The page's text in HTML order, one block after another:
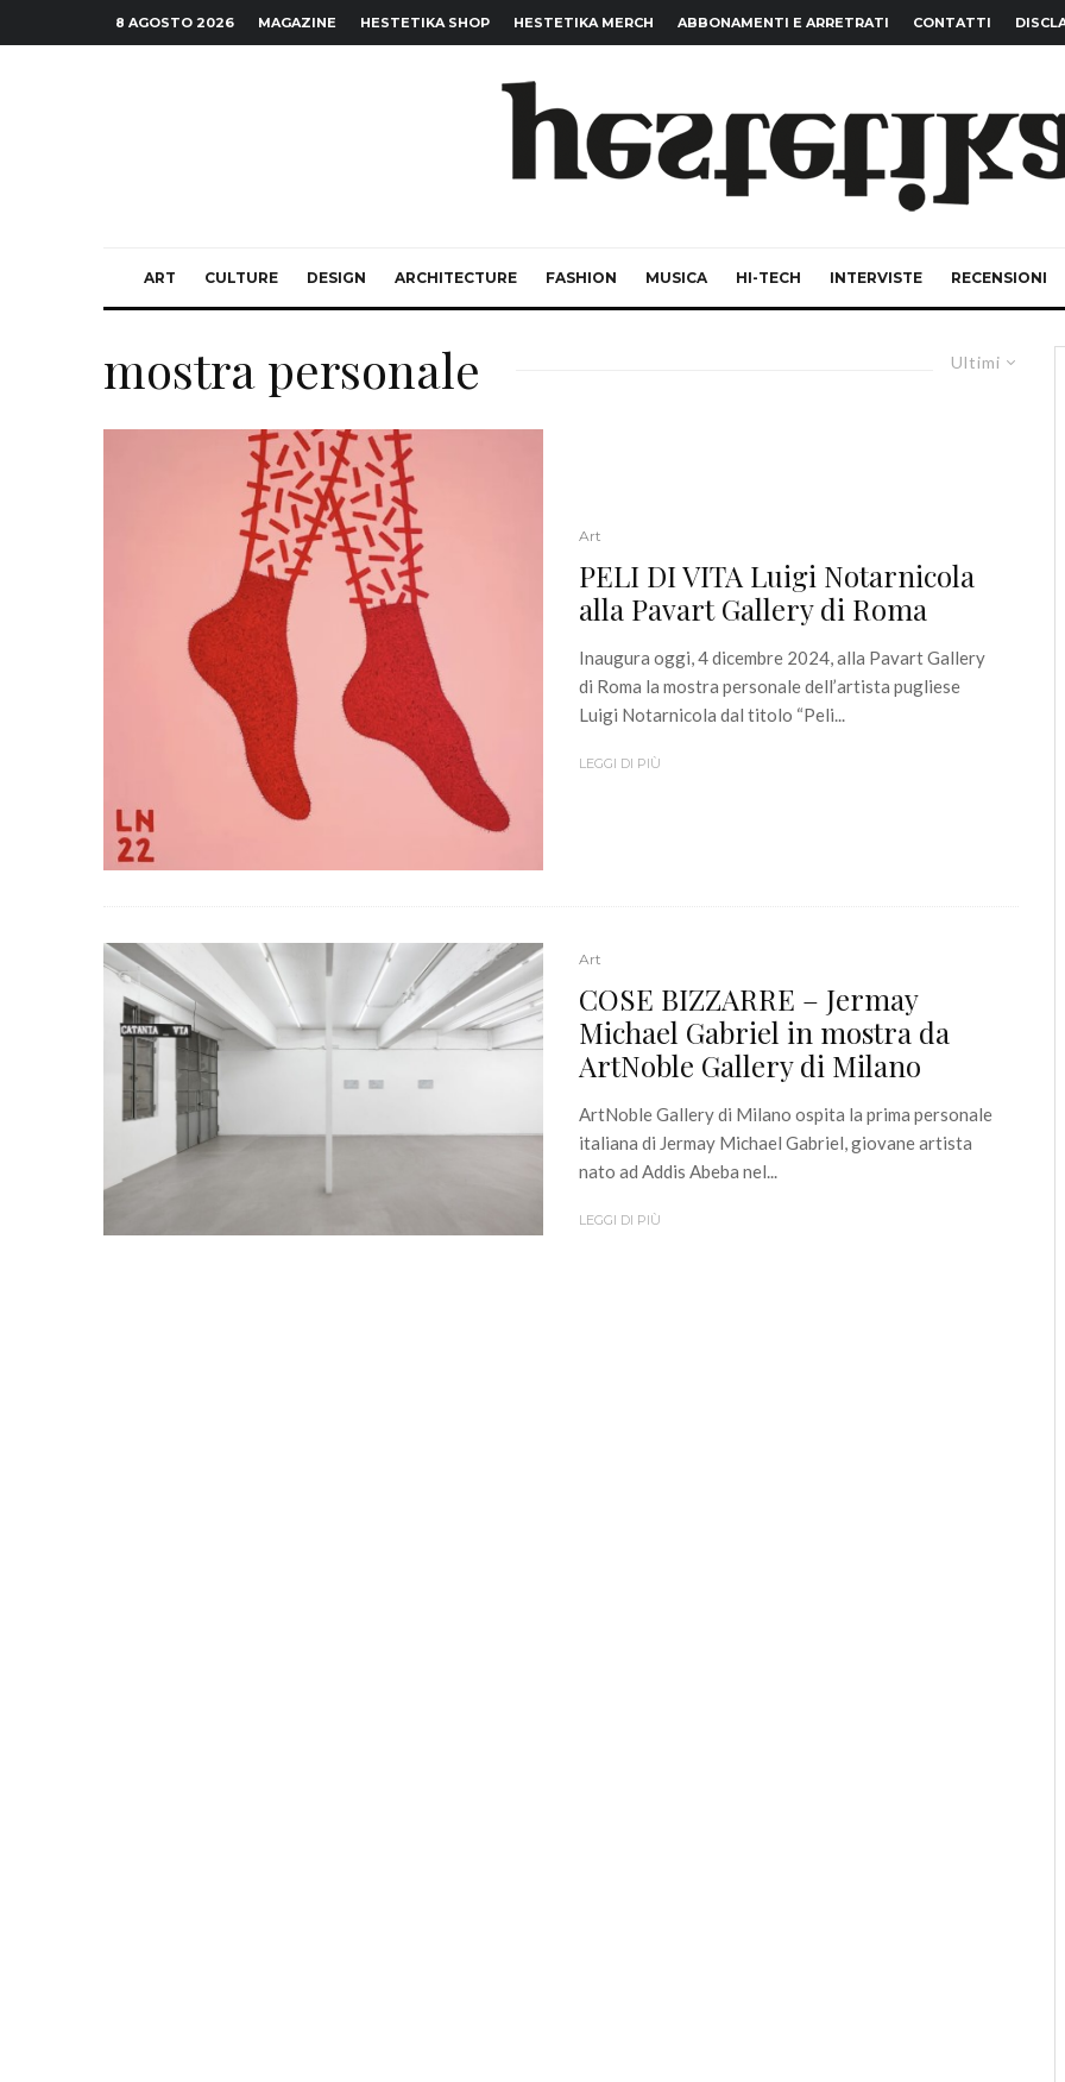
8 AGOSTO 2026 MAGAZINE HESTETIKA SHOP HESTETIKA MERCH ABBONAMENTI E ARRETRATI CONTATTI
ART CULTURE DESIGN ARCHITECTURE FASHION MUSICA HI-TECH INTERVISTE RECENSIONI
Ultimi
mostra personale
Art
PELI DI VITA Luigi Notarnicola
alla Pavart Gallery di Roma
Inaugura oggi, 4 dicembre 2024, alla Pavart Gallery
di Roma la mostra personale dell’artista pugliese
Luigi Notarnicola dal titolo “Peli...
LEGGI DI PIÙ
Art
COSE BIZZARRE – Jermay
Michael Gabriel in mostra da
ArtNoble Gallery di Milano
ArtNoble Gallery di Milano ospita la prima personale
italiana di Jermay Michael Gabriel, giovane artista
nato ad Addis Abeba nel...
LEGGI DI PIÙ